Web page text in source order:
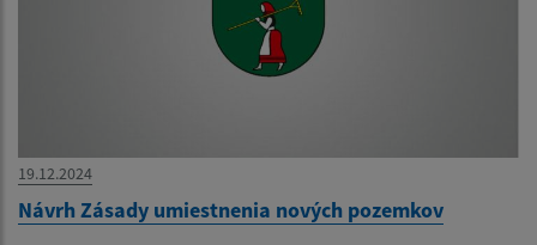
19.12.2024
Návrh Zásady umiestnenia nových pozemkov